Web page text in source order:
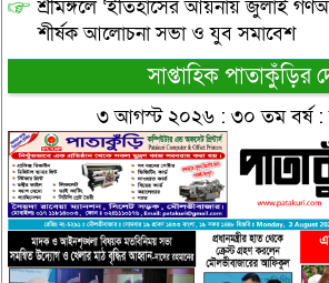
শ্রীমঙ্গলে ‘ইতিহাসের আয়নায় জুলাই
শীর্ষক আলোচনা সভা ও যুব সমাবেশ
সাপ্তাহিক পাতাকুঁড়ির
৩ আগস্ট ২০২৬ : ৩০ তম বর্ষ :